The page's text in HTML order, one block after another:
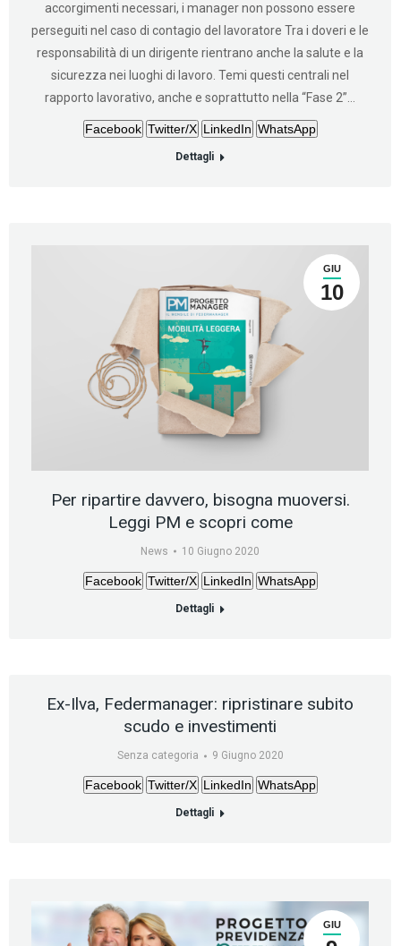
accorgimenti necessari, i manager non possono essere
perseguiti nel caso di contagio del lavoratore Tra i doveri e le
responsabilità di un dirigente rientrano anche la salute e la
sicurezza nei luoghi di lavoro. Temi questi centrali nel
rapporto lavorativo, anche e soprattutto nella “Fase 2”…
Facebook Twitter/X LinkedIn WhatsApp
Dettagli
GIU
10
Per ripartire davvero, bisogna muoversi.
Leggi PM e scopri come
News 10 Giugno 2020
Facebook Twitter/X LinkedIn WhatsApp
Dettagli
Ex-Ilva, Federmanager: ripristinare subito
scudo e investimenti
Senza categoria 9 Giugno 2020
Facebook Twitter/X LinkedIn WhatsApp
Dettagli
GIU